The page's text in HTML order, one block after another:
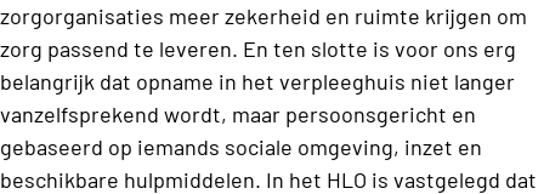
zorgorganisaties meer zekerheid en ruimte krijgen om
zorg passend te leveren. En ten slotte is voor ons erg
belangrijk dat opname in het verpleeghuis niet langer
vanzelfsprekend wordt, maar persoonsgericht en
gebaseerd op iemands sociale omgeving, inzet en
beschikbare hulpmiddelen. In het HLO is vastgelegd dat